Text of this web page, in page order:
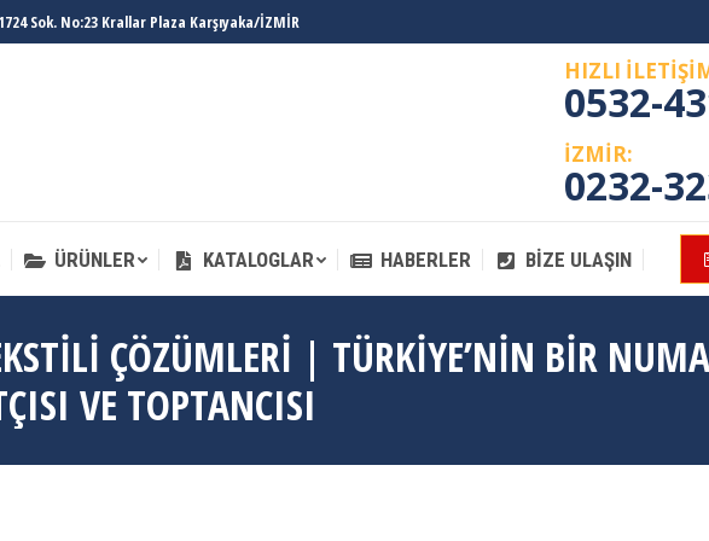
Sok. No:23 Krallar Plaza Karşıyaka/İZMİR
HIZLI
0532-
İZMİR:
0232-
ÜRÜNLER KATALOGLAR HABERLER BIZE ULAŞIN
ÇÖZÜMLERI | TÜRKIYE’NIN BIR
VE TOPTANCISI
ÜRÜNLER KATALOGLAR HABERLER BIZE ULAŞIN